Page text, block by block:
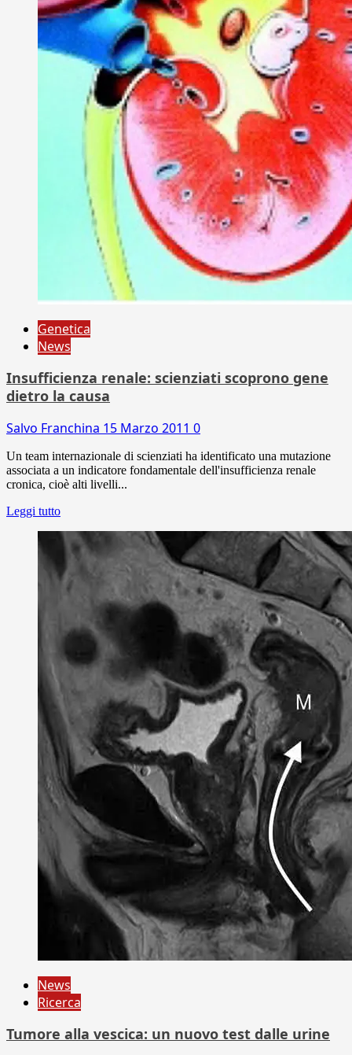
Genetica
News
Insufficienza renale: scienziati scoprono gene
dietro la causa
Salvo Franchina 15 Marzo 2011 0
Un team internazionale di scienziati ha identificato una mutazione
associata a un indicatore fondamentale dell'insufficienza renale
cronica, cioè alti livelli...
Leggi tutto
News
Ricerca
Tumore alla vescica: un nuovo test dalle urine